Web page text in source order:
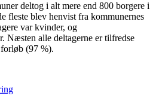
deltog i alt mere end 800 borgere i
fleste blev henvist fra kommunernes
var kvinder, og
Næsten alle deltagerne er tilfredse
(97 %).